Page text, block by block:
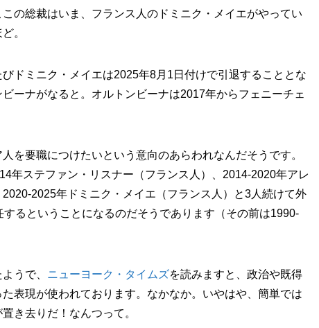
の総裁はいま、フランス人のドミニク・メイエがやってい
。
ドミニク・メイエは2025年8月1日付けで引退することとな
ーナがなると。オルトンビーナは2017年からフェニーチェ
を要職につけたいという意向のあらわれなんだそうです。
年ステファン・リスナー（フランス人）、2014-2020年アレ
2025年ドミニク・メイエ（フランス人）と3人続けて外
るということになるのだそうであります（その前は1990-
うで、 ニューヨーク・タイムズを読みますと、政治や既得
表現が使われております。なかなか。いやはや、簡単では
き去りだ！なんつって。